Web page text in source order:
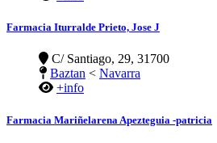
Farmacia Iturralde Prieto, Jose J
C/ Santiago, 29, 31700
Baztan < Navarra
+info
Farmacia Mariñelarena Apezteguia -patricia